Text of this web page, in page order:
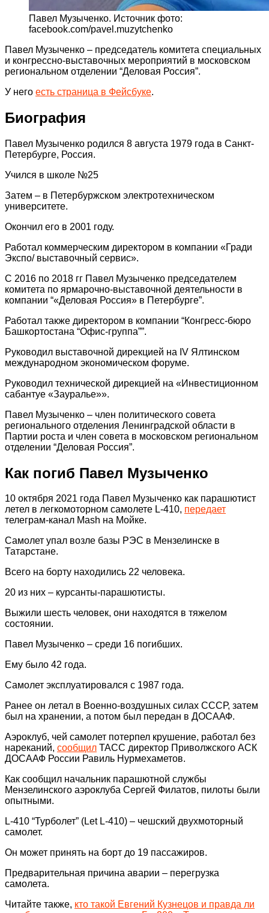
Павел Музыченко. Источник фото:
facebook.com/pavel.muzytchenko
Павел Музыченко – председатель комитета специальных
и конгрессно-выставочных мероприятий в московском
региональном отделении “Деловая Россия”.
У него есть страница в Фейсбуке.
Биография
Павел Музыченко родился 8 августа 1979 года в Санкт-
Петербурге, Россия.
Учился в школе №25
Затем – в Петербуржском электротехническом
университете.
Окончил его в 2001 году.
Работал коммерческим директором в компании «Гради
Экспо/ выставочный сервис».
С 2016 по 2018 гг Павел Музыченко председателем
комитета по ярмарочно-выставочной деятельности в
компании “«Деловая Россия» в Петербурге”.
Работал также директором в компании “Конгресс-бюро
Башкортостана “Офис-группа””.
Руководил выставочной дирекцией на IV Ялтинском
международном экономическом форуме.
Руководил технической дирекцией на «Инвестиционном
сабантуе «Зауралье»».
Павел Музыченко – член политического совета
регионального отделения Ленинградской области в
Партии роста и член совета в московском региональном
отделении “Деловая Россия”.
Как погиб Павел Музыченко
10 октября 2021 года Павел Музыченко как парашютист
летел в легкомоторном самолете L-410, передает
телеграм-канал Mash на Мойке.
Самолет упал возле базы РЭС в Мензелинске в
Татарстане.
Всего на борту находились 22 человека.
20 из них – курсанты-парашютисты.
Выжили шесть человек, они находятся в тяжелом
состоянии.
Павел Музыченко – среди 16 погибших.
Ему было 42 года.
Самолет эксплуатировался с 1987 года.
Ранее он летал в Военно-воздушных силах СССР, затем
был на хранении, а потом был передан в ДОСААФ.
Аэроклуб, чей самолет потерпел крушение, работал без
нареканий, сообщил ТАСС директор Приволжского АСК
ДОСААФ России Равиль Нурмехаметов.
Как сообщил начальник парашютной службы
Мензелинского аэроклуба Сергей Филатов, пилоты были
опытными.
L-410 “Турболет” (Let L-410) – чешский двухмоторный
самолет.
Он может принять на борт до 19 пассажиров.
Предварительная причина аварии – перегрузка
самолета.
Читайте также, кто такой Евгений Кузнецов и правда ли